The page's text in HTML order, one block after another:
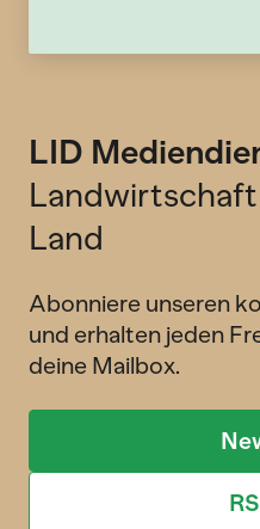
LID
Land
Abonniere unseren
und erhalten jeden
deine Mailbox.